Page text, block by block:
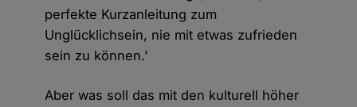
perfekte Kurzanleitung zum
Unglücklichsein, nie mit etwas zufrieden
sein zu können.'
Aber was soll das mit den kulturell höher